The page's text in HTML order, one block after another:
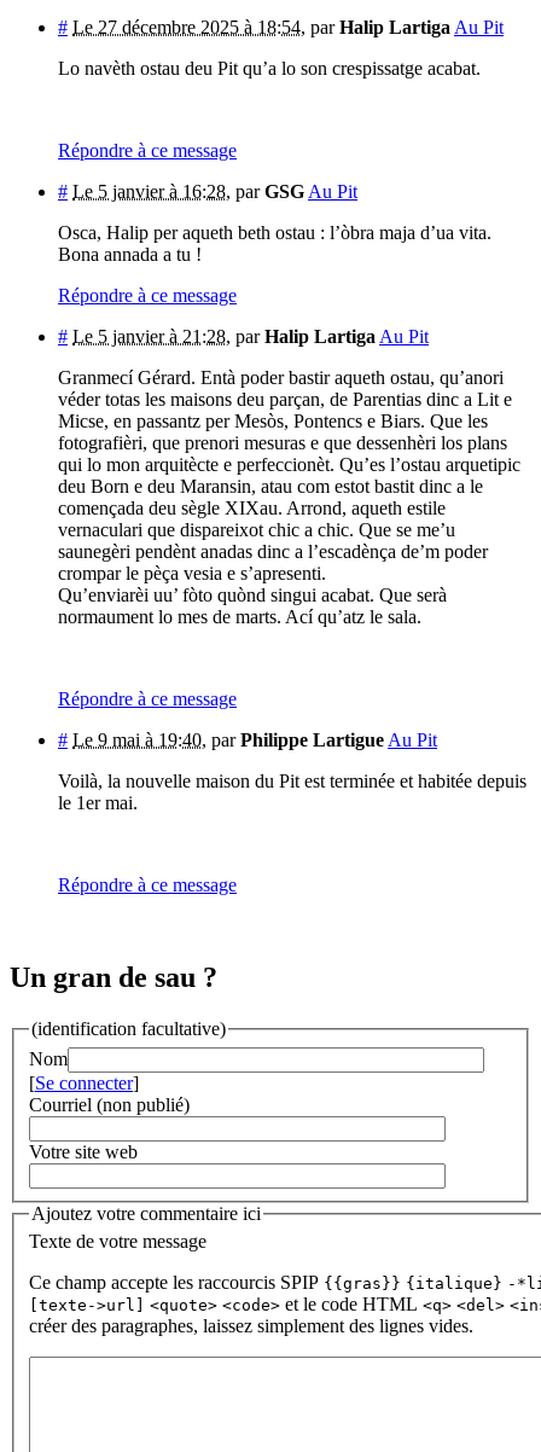
# Le 27 décembre 2025 à 18:54, parHalip LartigaAu Pit
Lo navèth ostau deu Pit qu’a lo son crespissatge acabat.
Répondre à ce message
# Le 5 janvier à 16:28, parGSGAu Pit
Osca, Halip per aqueth beth ostau : l’òbra maja d’ua vita.
Bona annada a tu !
Répondre à ce message
# Le 5 janvier à 21:28, parHalip LartigaAu Pit
Granmecí Gérard. Entà poder bastir aqueth ostau, qu’anori
véder totas les maisons deu parçan, de Parentias dinc a Lit e
Micse, en passantz per Mesòs, Pontencs e Biars. Que les
fotografièri, que prenori mesuras e que dessenhèri los plans
qui lo mon arquitècte e perfeccionèt. Qu’es l’ostau arquetipic
deu Born e deu Maransin, atau com estot bastit dinc a le
començada deu sègle XIXau. Arrond, aqueth estile
vernaculari que dispareixot chic a chic. Que se me’u
saunegèri pendènt anadas dinc a l’escadènça de’m poder
crompar le pèça vesia e s’apresenti.
Qu’enviarèi uu’ fòto quònd singui acabat. Que serà
normaument lo mes de marts. Ací qu’atz le sala.
Répondre à ce message
# Le 9 mai à 19:40, parPhilippe LartigueAu Pit
Voilà, la nouvelle maison du Pit est terminée et habitée depuis
le 1er mai.
Répondre à ce message
Un gran de sau ?
(identification facultative)
Nom
[Se connecter]
Courriel (non publié)
Votre site web
Ajoutez votre commentaire ici
Texte de votre message
Ce champ accepte les raccourcis SPIP {{gras}} {italique} -
[texte->url]
<quote> <code> et le code HTML <q> <del>
créer des paragraphes, laissez simplement des lignes vides.